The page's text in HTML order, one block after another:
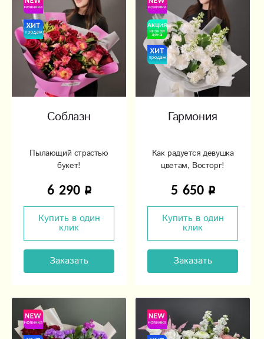
Соблазн
Пылающий страстью
букет!
6 290
Купить в один
клик
Заказать
Гармония
Как радуется девушка
цветам, Восторг!
Чувственности шарм!
5 650
Купить в один
клик
Заказать